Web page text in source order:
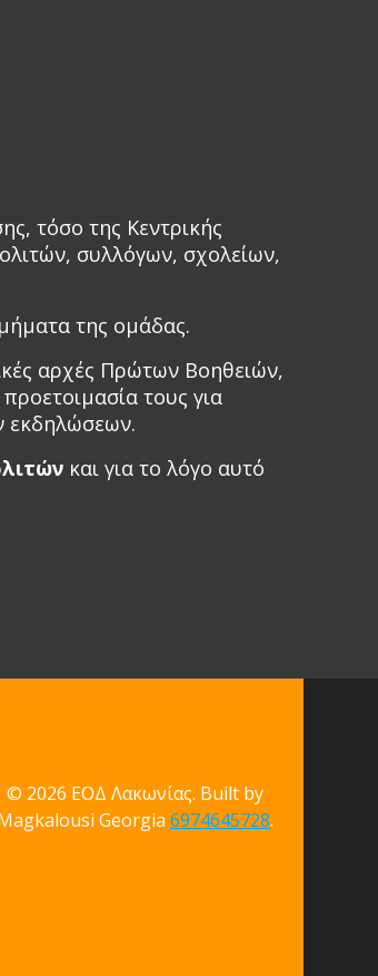
τόσο της Κεντρικής
συλλόγων, σχολείων,
της ομάδας.
αρχές Πρώτων Βοηθειών,
τους για
εκδηλώσεων.
και για το λόγο αυτό
© 2026 ΕΟΔ Λακωνίας. Built by
Georgia6974645728.